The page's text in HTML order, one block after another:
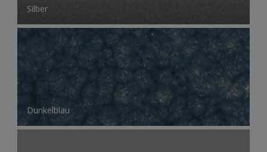
Silber
Dunkelblau